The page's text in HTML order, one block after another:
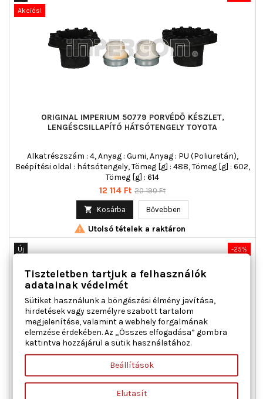
Akciós!
ORIGINAL IMPERIUM 50779 PORVÉDŐ KÉSZLET,
LENGÉSCSILLAPÍTÓ HÁTSÓTENGELY TOYOTA
Alkatrészszám : 4, Anyag : Gumi, Anyag : PU (Poliuretán),
Beépítési oldal : hátsótengely, Tömeg [g] : 488, Tömeg [g] : 602,
Tömeg [g] : 614
Ár
12 114 Ft Normál
20 190 Ft
 Kosárba Bővebben
 Utolsó tételek a raktáron
-25%
Új
MAXGEAR 72-3334 PORVÉDŐ KÉSZLET, LENGÉSCSILLAPÍTÓ
HÁTSÓTENGELY TOYOTA
Tiszteletben tartjuk a felhasználók
adatainak védelmét
Sütiket használunk a böngészési élmény javítása,
hirdetések vagy személyre szabott tartalom
megjelenítése, valamint a webhely forgalmának
elemzése érdekében. Az „Összes elfogadása” gombra
kattintva hozzájárul a sütik használatához.
Beállítások
Elutasít